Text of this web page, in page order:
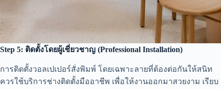
Step 5: ติดตั้งโดยผู้เชี่ยวชาญ (Professional Installation)
การติดตั้งวอลเปเปอร์สั่งพิมพ์ โดยเฉพาะลายที่ต้องต่อกันให้สนิท
ควรใช้บริการช่างติดตั้งมืออาชีพ เพื่อให้งานออกมาสวยงาม เรียบ